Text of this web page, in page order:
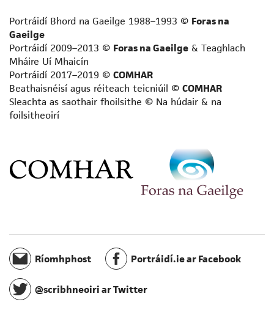
Logainmneoir
Prós-scríbhneoir neamhfhicsin
Scríbhneoir acadúil
Scríbhneoir aistí
Scríbhneoir don aos óg
Scríbhneoir don raidió
Scríbhneoir eolaíochta
Scríbhneoir taistil
Staraí
Úrscéalaí
Úrscéalaí d’fhoghlaimeoirí fásta
Portráidí Bhord na Gaeilge 1988–1993 © Foras na
Gaeilge
Portráidí 2009–2013 © Foras na Gaeilge & Teaghlach
Mháire Uí Mhaicín
Portráidí 2017–2019 © COMHAR
Beathaisnéisí agus réiteach teicniúil © COMHAR
Sleachta as saothair fhoilsithe © Na húdair & na
foilsitheoirí
Ríomhphost Portráidí.ie ar Facebook
@scribhneoiri ar Twitter